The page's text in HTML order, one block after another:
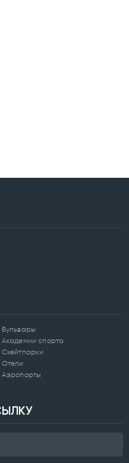
Бульвары
Академии спорта
Скейтпарки
Отели
Аэропорты